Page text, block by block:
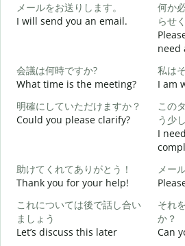
メールをお送りします。
I will send you an email.
何か
らせ
need
会議は何時ですか?
What time is the meeting?
私は
I am
明確にしていただけますか？
Could you please clarify?
この
う少
I
助けてくれてありがとう！
Thank you for your help!
メー
これについては後で話し合い
ましょう
Let’s discuss this later
それ
か？
Can